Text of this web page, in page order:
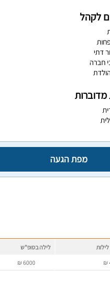
לקהל
דתי
חברה
מפת הגעה
לילה בסופ"ש
₪
6000
₪